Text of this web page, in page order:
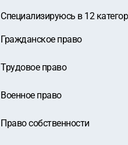
Специализируюсь в 12
Гражданское право
Трудовое право
Военное право
Право собственности